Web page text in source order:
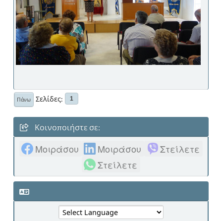
Πάνω Σελίδες 1
Κοινοποιήστε σε:
Μοιράσου Μοιράσου
Στείλετε
Στείλετε